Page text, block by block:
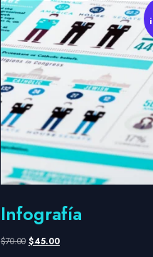
Infografía
$70.00 $45.00